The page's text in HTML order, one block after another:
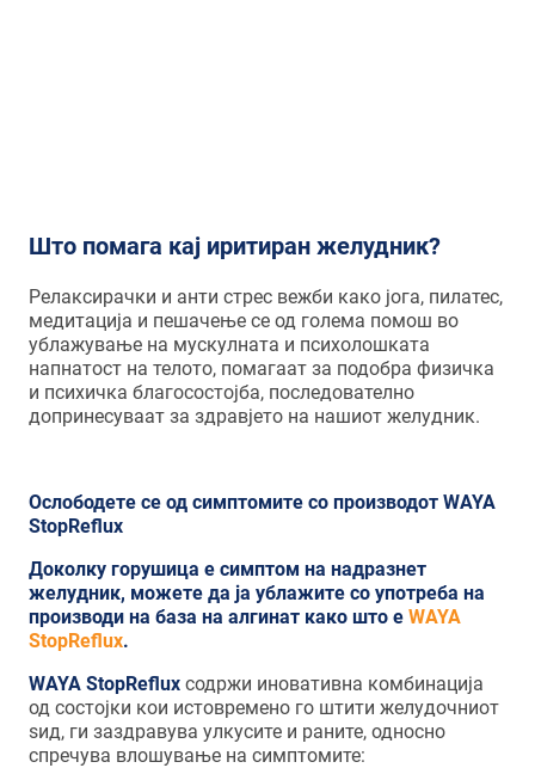
Што помага кај иритиран желудник?
Релаксирачки и анти стрес вежби како јога, пилатес,
медитација и пешачење се од голема помош во
ублажување на мускулната и психолошката
напнатост на телото, помагаат за подобра физичка
и психичка благосостојба, последователно
допринесуваат за здравјето на нашиот желудник.
Ослободете се од симптомите со производот WAYA
StopReflux
Доколку горушица е симптом на надразнет
желудник, можете да ја ублажите со употреба на
производи на база на алгинат како што е WAYA
StopReflux.
WAYA StopRefluxсодржи иновативна комбинација
од состојки кои истовремено го штити желудочниот
ѕид, ги заздравува улкусите и раните, односно
спречува влошување на симптомите: